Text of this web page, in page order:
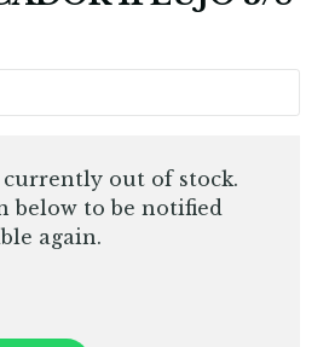
out of stock.
below to be notified
again.